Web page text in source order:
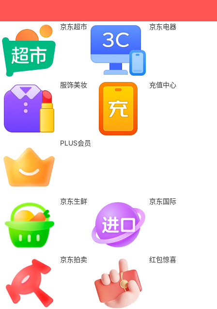
京东超市 京东电器
服饰美妆 充值中心
PLUS会员
京东生鲜 京东国际
京东拍卖 红包惊喜